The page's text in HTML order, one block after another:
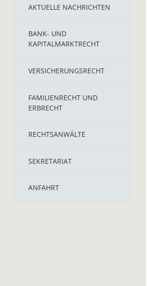
AKTUELLE NACHRICHTEN
BANK- UND
KAPITALMARKTRECHT
VERSICHERUNGSRECHT
FAMILIENRECHT UND
ERBRECHT
RECHTSANWÄLTE
SEKRETARIAT
ANFAHRT